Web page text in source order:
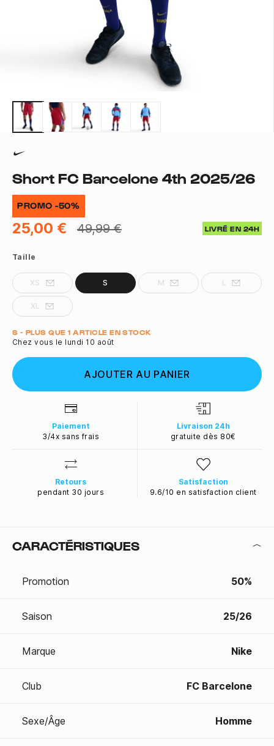
Short FC Barcelone 4th 2025/26
PROMO -50%
25,00 € 49,99 € LIVRÉ EN 24H
Taille
XS S M L
XL
Quantité
S - PLUS QUE 1 ARTICLE EN STOCK
Chez vous le lundi 10 août
AJOUTER AU PANIER
Paiement
3/4x sans frais
Livraison 24h
gratuite dès 80€
Retours
pendant 30 jours
Satisfaction
9.6/10 en satisfaction client
CARACTÉRISTIQUES
Promotion 50%
Saison 25/26
Marque Nike
Club FC Barcelone
Sexe/Âge Homme